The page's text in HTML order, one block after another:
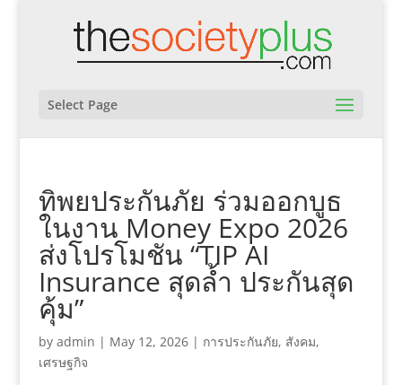
Select Page
ทิพยประกันภัย ร่วมออกบูธ
ในงาน Money Expo 2026
ส่งโปรโมชัน “TIP AI
Insurance สุดล้ำ ประกันสุด
คุ้ม”
by admin | May 12, 2026| การประกันภัย, สังคม,
เศรษฐกิจ